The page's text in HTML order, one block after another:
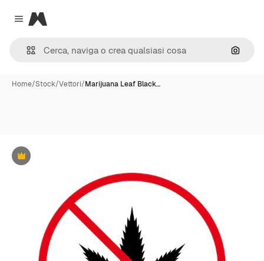
Close menu
Magnific
Cerca
Home/Stock/Vettori/Marijuana Leaf Black…
Premium